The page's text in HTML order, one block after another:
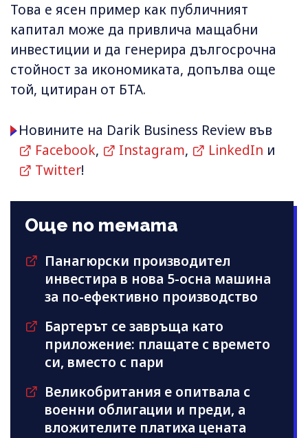
Това е ясен пример как публичният
капитал може да привлича мащабни
инвестиции и да генерира дългосрочна
стойност за икономиката, допълва още
той, цитиран от БТА.
Новините на Darik Business Review във
Facebook, Instagram, LinkedIn и
Twitter!
Още по темата
Панагюрски производител
инвестира в нова 5-осна машина
за по-ефективно производство
Бартерът се завръща като
приложение: плащате с времето
си, вместо с пари
Великобритания е опитвала с
военни облигации и преди, а
вложителите платиха цената